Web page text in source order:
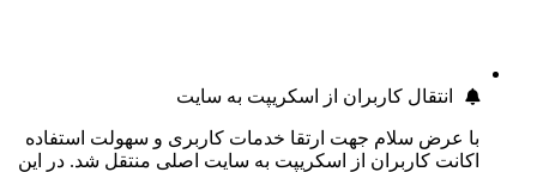
انتقال کاربران از اسکریپت به سایت
با عرض سلام جهت ارتقا خدمات کاربری و سهولت استفاده
اکانت کاربران از اسکریپت به سایت اصلی منتقل شد. در این